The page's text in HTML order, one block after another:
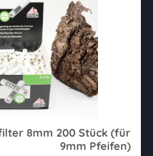
8mm 200 Stück (für
9mm Pfeifen)